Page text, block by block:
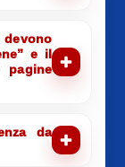
e il
da